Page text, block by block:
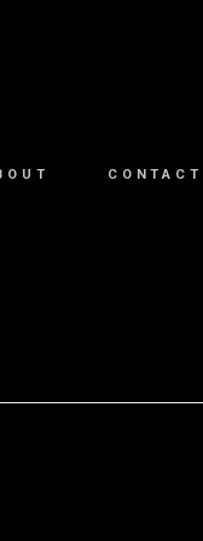
CONTACT